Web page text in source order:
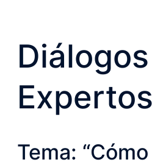
Expertos
Tema: